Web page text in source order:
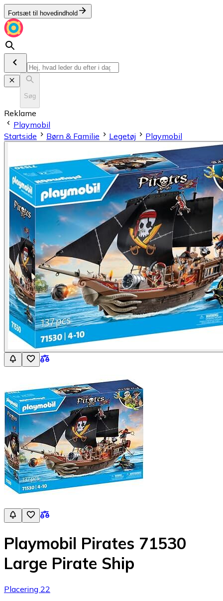
Fortsæt til hovedindhold
Søg
Reklame
Playmobil
Startside
Børn & Familie Legetøj Playmobil
Playmobil Pirates 71530
Large Pirate Ship
Placering 22